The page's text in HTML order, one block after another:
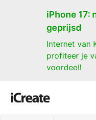
iPhone 17:
geprijsd
Internet van
profiteer je
voordeel!